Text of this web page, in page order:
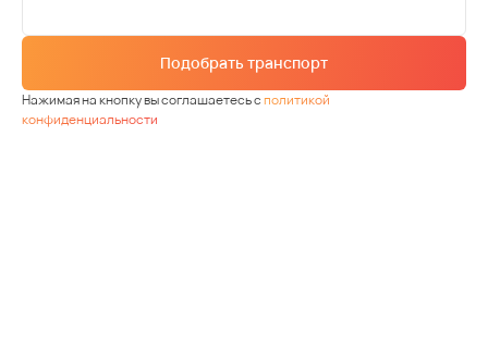
Подобрать транспорт
Нажимая на кнопку вы соглашаетесь сполитикой
конфиденциальности